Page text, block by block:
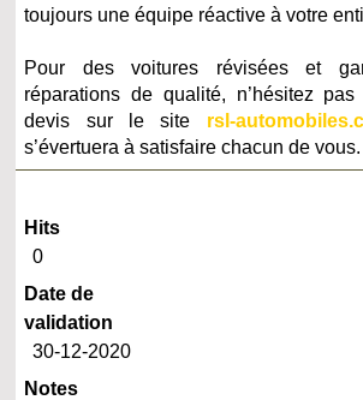
toujours une équipe réactive à votre
Pour des voitures révisées et
réparations de qualité, n’hésitez
devis sur le site rsl-
s’évertuera à satisfaire chacun de vous.
Hits
0
Date de
validation
30-12-2020
Notes